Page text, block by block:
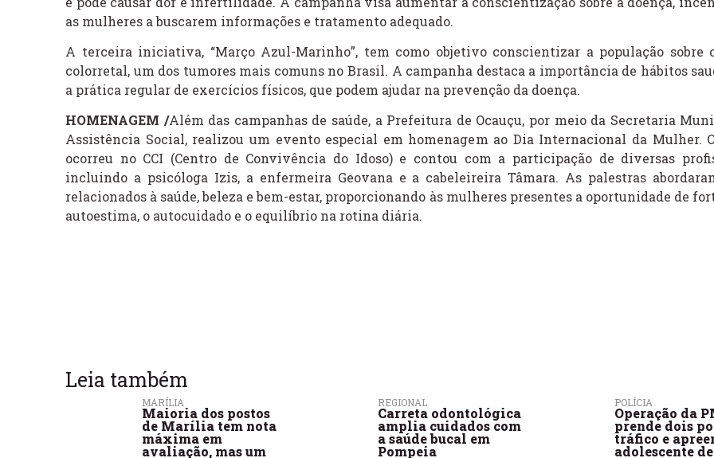
as mulheres a buscarem informações e tratamento adequado.
A terceira iniciativa, “Março Azul-Marinho”, tem como objetivo conscientizar a população sobre
colorretal, um dos tumores mais comuns no Brasil. A campanha destaca a importância de hábitos
a prática regular de exercícios físicos, que podem ajudar na prevenção da doença.
HOMENAGEM /Além das campanhas de saúde, a Prefeitura de Ocauçu, por meio da Secretaria
Assistência Social, realizou um evento especial em homenagem ao Dia Internacional da Mulher.
ocorreu no CCI (Centro de Convivência do Idoso) e contou com a participação de diversas
incluindo a psicóloga Izis, a enfermeira Geovana e a cabeleireira Tâmara. As palestras
relacionados à saúde, beleza e bem-estar, proporcionando às mulheres presentes a oportunidade de
autoestima, o autocuidado e o equilíbrio na rotina diária.
Leia também
MARÍLIA
Maioria dos postos
de Marília tem nota
máxima em
avaliação, mas um
REGIONAL
Carreta odontológica
amplia cuidados com
a saúde bucal em
Pompeia
POLÍCIA
Operação da
prende dois
tráfico e
adolescente de